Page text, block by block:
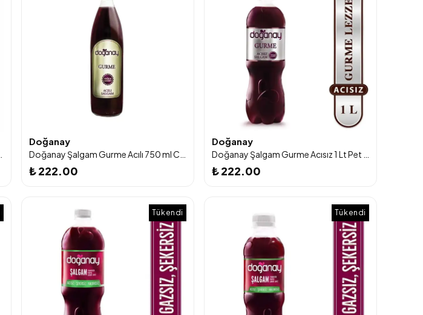
Doğanay
₺ 222.00
Doğanay
₺ 222.00
Tükendi Tükendi